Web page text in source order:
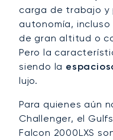
carga de trabajo y
autonomía,
de gran altitud o
Pero la
siendo la
lujo.
Para quienes aún
Challenger, el
Falcon 2000LXS